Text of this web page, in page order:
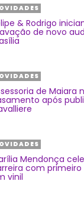
& Rodrigo
de novo
de Maiara
após
Mendonça
com
vinil